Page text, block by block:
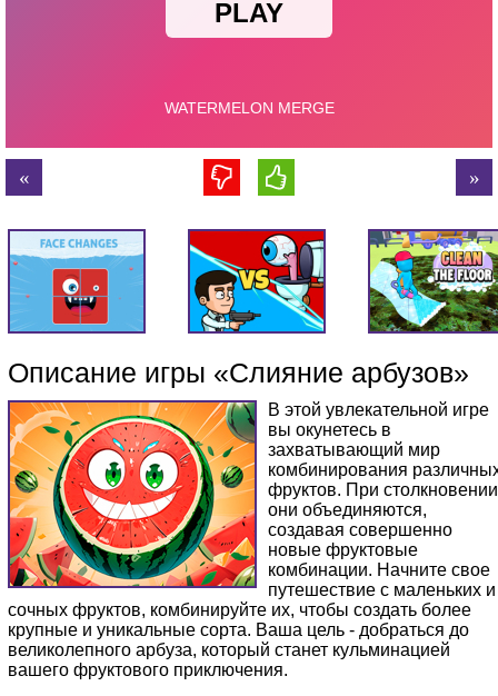
Описание игры «Слияние арбузов»
В этой увлекательной игре
вы окунетесь в
захватывающий мир
комбинирования
фруктов. При столкновении
они объединяются,
создавая совершенно
новые фруктовые
комбинации. Начните свое
путешествие с маленьких и
сочных фруктов, комбинируйте их, чтобы создать более
крупные и уникальные сорта. Ваша цель - добраться до
великолепного арбуза, который станет кульминацией
вашего фруктового приключения.